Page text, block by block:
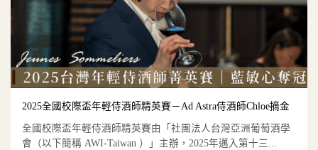
2025全國校際盃年輕侍酒師精英賽－Ad Astra侍酒師Chloe摘金
全國校際盃年輕侍酒師精英賽由「社團法人台灣亞洲葡萄酒學
會（以下簡稱 AWI-Taiwan ）」主辦，2025年邁入第十三...